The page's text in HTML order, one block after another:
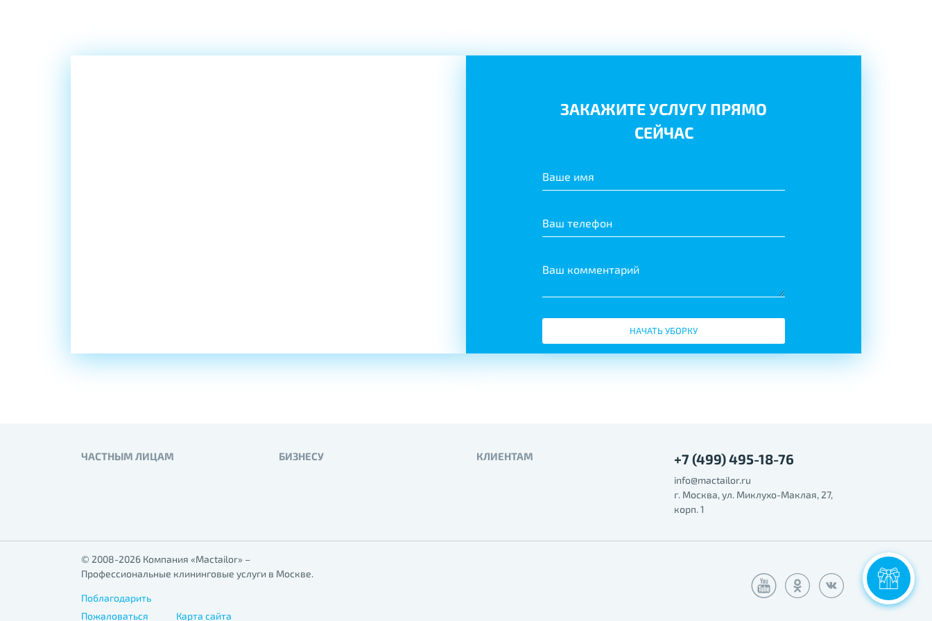
ЗАКАЖИТЕ УСЛУГУ ПРЯМО
СЕЙЧАС
Ваше имя
Ваш телефон
Ваш комментарий
НАЧАТЬ УБОРКУ
ЧАСТНЫМ ЛИЦАМ БИЗНЕСУ КЛИЕНТАМ +7 (499) 495-18-76
info@mactailor.ru
г. Москва, ул. Миклухо-Маклая, 27,
корп. 1
© 2008-2026 Компания «Mactailor» –
Профессиональные клининговые услуги в Москве.
Поблагодарить
Пожаловаться
Карта сайта